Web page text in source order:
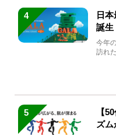
4
日
誕生
生
今年
訪れ
5
【
ズ